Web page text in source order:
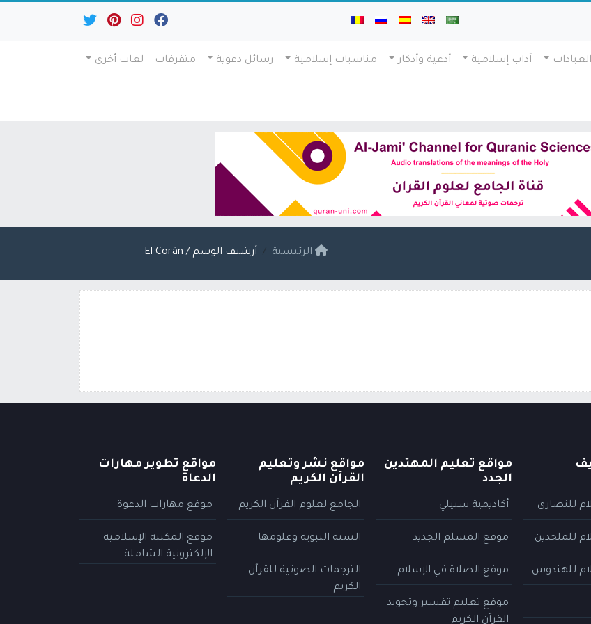
العبادات آداب إسلامية أدعية وأذكار مناسبات إسلامية رسائل دعوية متفرقات لغات أخرى
الرئيسية أرشيف الوسم / El Corán
للنصارى
للملحدين
للهندوس
مواقع تعليم المهتدين
الجدد
أكاديمية سبيلي
موقع المسلم الجديد
موقع الصلاة في الإسلام
موقع تعليم تفسير وتجويد
القرآن الكريم
مواقع نشر وتعليم
القرآن الكريم
الجامع لعلوم القرآن الكريم
السنة النبوية وعلومها
الترجمات الصوتية للقرآن
الكريم
مواقع تطوير مهارات
الدعاة
موقع مهارات الدعوة
موقع المكتبة الإسلامية
الإلكترونية الشاملة